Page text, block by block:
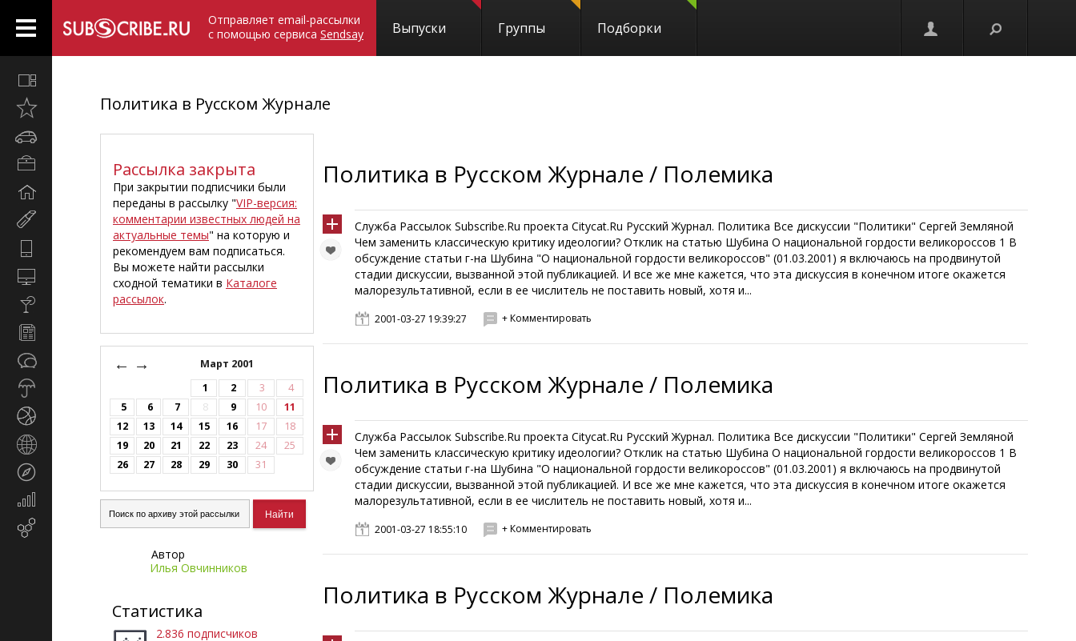
Отправляет email-рассылки
с помощью сервиса Sendsay Выпуски Группы Подборки
Открыто
Автомобили
Компьютеры
Новости
Экономика
финансы
Политика в Русском Журнале
Рассылка закрыта
При закрытии подписчики были
переданы в рассылку "VIP-версия:
комментарии известных людей на
актуальные темы" на которую и
рекомендуем вам подписаться.
Вы можете найти рассылки
сходной тематики в Каталоге
рассылок.
← Март 2001
→
1 2 3
4
5
6 7 8 9 10
11
12
13 14 15 16 17
18
19
20 21 22 23 24
25
26
27 28 29 30 31
Автор
Илья Овчинников
Статистика
2.836 подписчиков
Политика в Русском Журнале / Полемика
Служба Рассылок Subscribe.Ru проекта Citycat.Ru Русский Журнал. Политика Все дискуссии "Политики" Сергей Земляной
Чем заменить классическую критику идеологии? Отклик на статью Шубина О национальной гордости великороссов 1 В
обсуждение статьи г-на Шубина "О национальной гордости великороссов" (01.03.2001) я включаюсь на продвинутой
стадии дискуссии, вызванной этой публикацией. И все же мне кажется, что эта дискуссия в конечном итоге окажется
малорезультативной, если в ее числитель не поставить новый, хотя и...
2001-03-27 19:39:27 + Комментировать
Политика в Русском Журнале / Полемика
Служба Рассылок Subscribe.Ru проекта Citycat.Ru Русский Журнал. Политика Все дискуссии "Политики" Сергей Земляной
Чем заменить классическую критику идеологии? Отклик на статью Шубина О национальной гордости великороссов 1 В
обсуждение статьи г-на Шубина "О национальной гордости великороссов" (01.03.2001) я включаюсь на продвинутой
стадии дискуссии, вызванной этой публикацией. И все же мне кажется, что эта дискуссия в конечном итоге окажется
малорезультативной, если в ее числитель не поставить новый, хотя и...
2001-03-27 18:55:10 + Комментировать
Политика в Русском Журнале / Полемика